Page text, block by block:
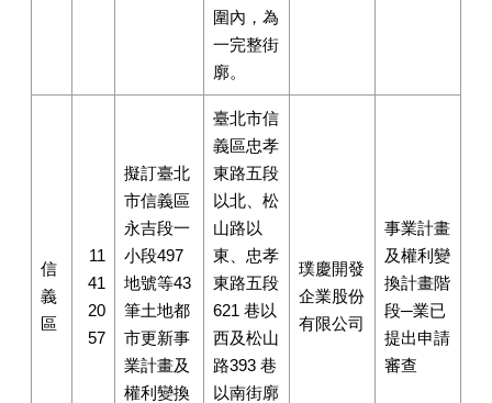
圍內，為
一完整街
廓。
信
義
區
11
41
20
57
擬訂臺北
市信義區
永吉段一
小段497
地號等43
筆土地都
市更新事
業計畫及
權利變換
臺北市信
義區忠孝
東路五段
以北、松
山路以
東、忠孝
東路五段
621 巷以
西及松山
路393 巷
以南街廓
璞慶開發
企業股份
有限公司
事業計畫
及權利變
換計畫階
段─業已
提出申請
審查